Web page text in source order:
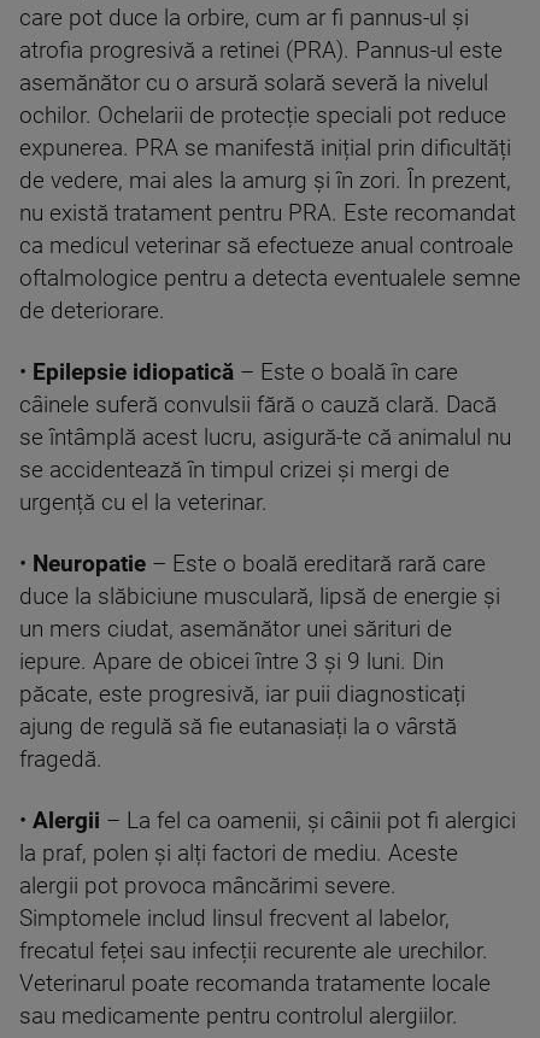
care pot duce la orbire, cum ar fi pannus-ul și
atrofia progresivă a retinei (PRA). Pannus-ul este
asemănător cu o arsură solară severă la nivelul
ochilor. Ochelarii de protecție speciali pot reduce
expunerea. PRA se manifestă inițial prin dificultăți
de vedere, mai ales la amurg și în zori. În prezent,
nu există tratament pentru PRA. Este recomandat
ca medicul veterinar să efectueze anual controale
oftalmologice pentru a detecta eventualele semne
de deteriorare.
• Epilepsie idiopatică – Este o boală în care
câinele suferă convulsii fără o cauză clară. Dacă
se întâmplă acest lucru, asigură-te că animalul nu
se accidentează în timpul crizei și mergi de
urgență cu el la veterinar.
• Neuropatie – Este o boală ereditară rară care
duce la slăbiciune musculară, lipsă de energie și
un mers ciudat, asemănător unei sărituri de
iepure. Apare de obicei între 3 și 9 luni. Din
păcate, este progresivă, iar puii diagnosticați
ajung de regulă să fie eutanasiați la o vârstă
fragedă.
• Alergii – La fel ca oamenii, și câinii pot fi alergici
la praf, polen și alți factori de mediu. Aceste
alergii pot provoca mâncărimi severe.
Simptomele includ linsul frecvent al labelor,
frecatul feței sau infecții recurente ale urechilor.
Veterinarul poate recomanda tratamente locale
sau medicamente pentru controlul alergiilor.